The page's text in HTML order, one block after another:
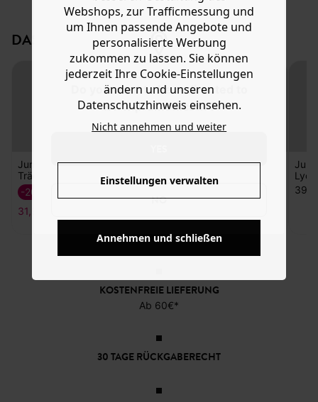
Do you want to be redirected to
www.promod.com ?
NO
einen carréförmigen Ausschnitt vorn und hinten sowie ein
weites kurzes Bein und 2 Cargotaschen an den Seiten.
Enthält recycelte Baumwolle und Lyocell aus Eukalyptus-
Zellstoff aus nachhaltiger Forstwirtschaft.
DAS KÖNNTE IHNEN GEFALLEN:
Jumpsuit mit
Trägern
31,99 €
-20%
Gestreifte
Bermuda
Gemusterter
Neon-Jumpsuit
KOSTENFREIE LIEFERUNG
Ab 60€*
30 TAGE RÜCKGABERECHT
Webshops, zur Trafficmessung und
um Ihnen passende Angebote und
personalisierte Werbung
zukommen zu lassen. Sie können
jederzeit Ihre Cookie-Einstellungen
ändern und unseren
Datenschutzhinweis einsehen.
Nicht annehmen und weiter
Einstellungen verwalten
Annehmen und schließen